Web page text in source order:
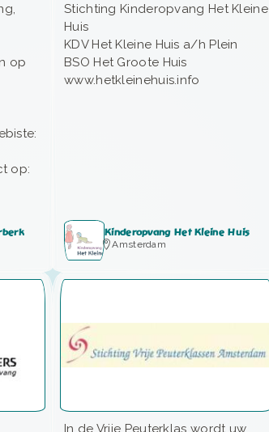
op
op:
Stichting Kinderopvang Het Kleine
Huis
KDV Het Kleine Huis a/h Plein
BSO Het Groote Huis
www.hetkleinehuis.info
Kinderopvang Het Kleine Huis
Amsterdam
In de Vrije Peuterklas wordt uw